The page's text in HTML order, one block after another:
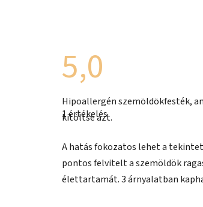
5,0
A
termék
átlagos
értékelése
ből
5,0
csillag.
1 értékelés
Hipoallergén szemöldökfesték,
kitöltse azt.
A hatás fokozatos lehet a
pontos felvitelt a szemöldök
élettartamát. 3 árnyalatban